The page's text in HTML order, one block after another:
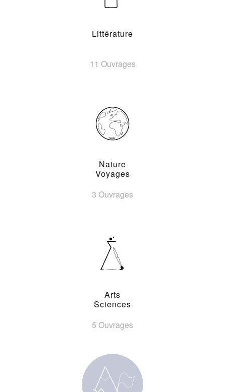
Littérature
11 Ouvrages
Nature
Voyages
3 Ouvrages
Arts
Sciences
5 Ouvrages